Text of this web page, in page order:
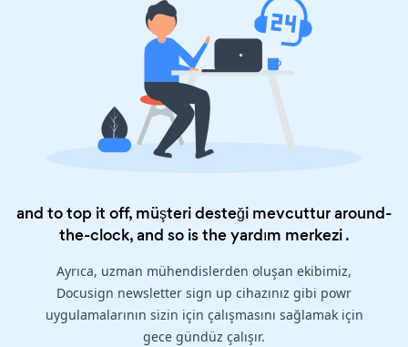
and to top it off, müşteri desteği mevcuttur around-
the-clock, and so is theyardım merkezi.
Ayrıca, uzman mühendislerden oluşan ekibimiz,
Docusign newsletter sign up cihazınız gibi powr
uygulamalarının sizin için çalışmasını sağlamak için
gece gündüz çalışır.